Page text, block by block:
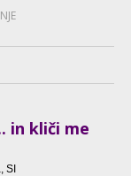
in kliči me
SI